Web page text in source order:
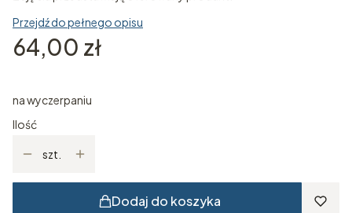
Przejdź do pełnego opisu
Cena
64,00 zł
na wyczerpaniu
Ilość
szt.
Dodaj do koszyka